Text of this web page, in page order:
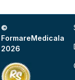
©
FormareMedicala
2026